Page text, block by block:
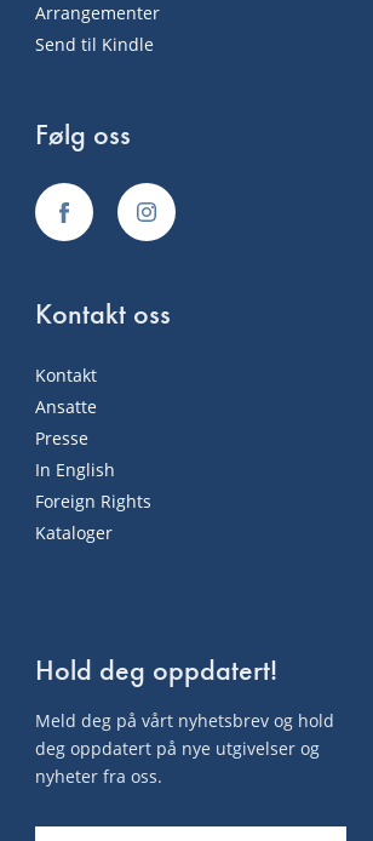
Arrangementer
Send til Kindle
Følg oss
Kontakt oss
Kontakt
Ansatte
Presse
In English
Foreign Rights
Kataloger
Hold deg oppdatert!
Meld deg på vårt nyhetsbrev og hold
deg oppdatert på nye utgivelser og
nyheter fra oss.